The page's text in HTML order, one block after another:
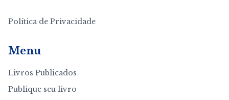
Política de Privacidade
Menu
Livros Publicados
Publique seu livro